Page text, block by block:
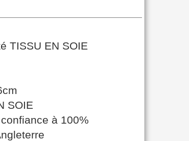
TISSU EN SOIE
SOIE
à 100%